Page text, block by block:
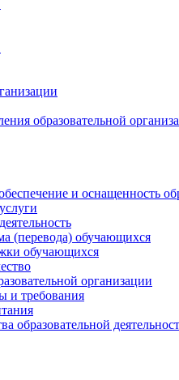
образовательной
и оснащенность
(перевода) обучающихся
обучающихся
организации
и требования
образовательной